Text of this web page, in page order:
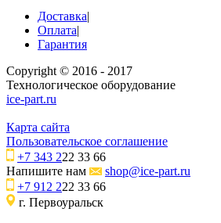
Доставка|
Оплата|
Гарантия
Copyright © 2016 - 2017
Технологическое оборудование
ice-part.ru
Карта сайта
Пользовательское соглашение
+7 343 222 33 66
Напишите нам
shop@ice-part.ru
+7 912 222 33 66
г. Первоуральск